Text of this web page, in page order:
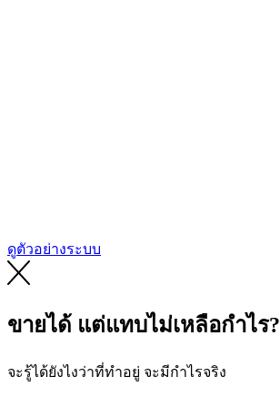
ดูตัวอย่างระบบ
ขายได้ แต่แทบไม่เหลือกำไร?
จะรู้ได้ยังไงว่าที่ทำอยู่ จะมีกำไรจริง